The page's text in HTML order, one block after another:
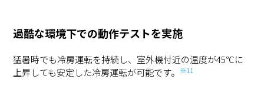
過酷な環境下での動作テストを実施
猛暑時でも冷房運転を持続し、室外機付近の温度が45℃に
上昇しても安定した冷房運転が可能です。
※11